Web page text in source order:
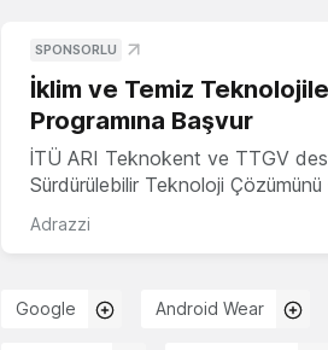
SPONSORLU
İklim ve Temiz
Programına Başvur
İTÜ ARI Teknokent ve TTGV
Sürdürülebilir Teknoloji Çözümünü
Adrazzi
Google Android Wear